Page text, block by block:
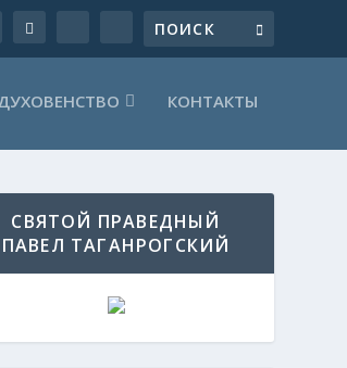
КОНТАКТЫ
СВЯТОЙ ПРАВЕДНЫЙ
ПАВЕЛ ТАГАНРОГСКИЙ